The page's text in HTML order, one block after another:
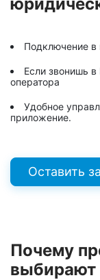
Прочее
возможность
подключения
Проверить
возможность
названию ЖК
Подключение в
Если звонишь
оператора
Удобное
приложение.
Оставить
Почему
выбирают